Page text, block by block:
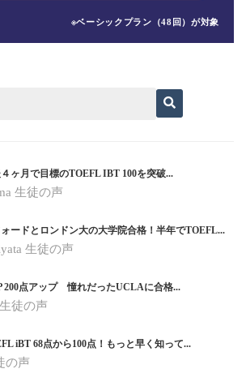
※ベーシックプラン（48回）が対象
ヶ月で目標のTOEFL IBT 100を突破...
生徒の声
ードとロンドン大の大学院合格！半年でTOEFL...
生徒の声
200点アップ 憧れだったUCLAに合格...
徒の声
iBT 68点から100点！もっと早く知って...
の声